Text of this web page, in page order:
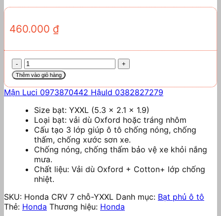
460.000 ₫
BẠT
PHỦ
Ô
TÔ
DÙ
OXFORD
CAO
CẤP
CHO
HONDA
CRV
CHỖ
SỐ
Thêm vào giỏ hàng
Mận Luci 0973870442 Hậuld 0382827279
Size bạt: YXXL (5.3 x 2.1 x 1.9)
Loại bạt: vải dù Oxford hoặc tráng nhôm
Cấu tạo 3 lớp giúp ô tô chống nóng, chống
thấm, chống xước sơn xe.
Chống nóng, chống thấm bảo vệ xe khỏi nắng
mưa.
Chất liệu: Vải dù Oxford + Cotton+ lớp chống
nhiệt.
SKU: Honda CRV 7 chỗ-YXXL Danh mục: Bạt phủ ô tô
Thẻ: Honda Thương hiệu: Honda